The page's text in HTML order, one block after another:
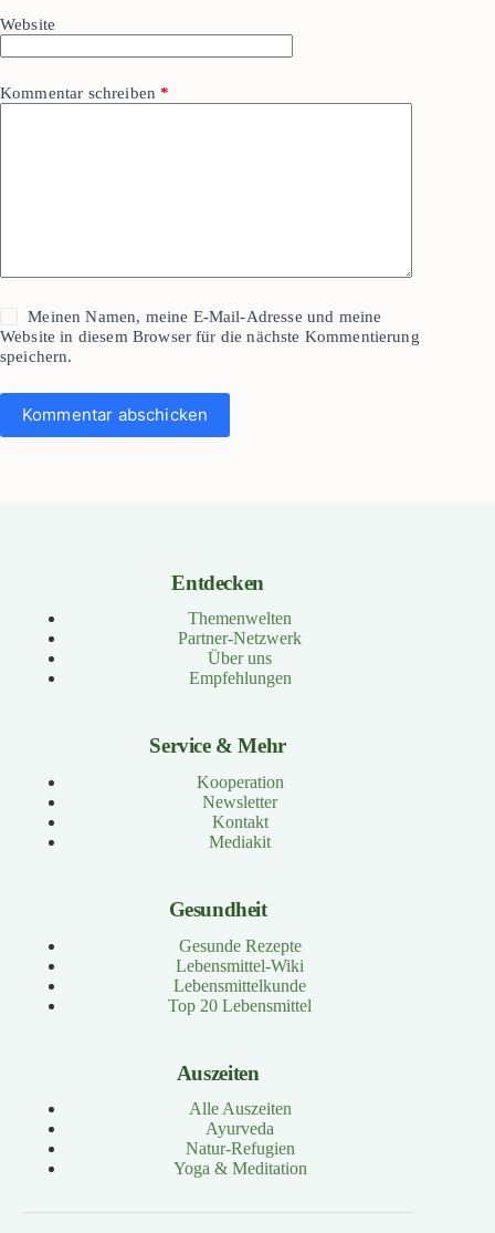
Website
Kommentar schreiben *
Meinen Namen, meine E-Mail-Adresse und meine
Website in diesem Browser für die nächste Kommentierung
speichern.
Kommentar abschicken
Entdecken
Themenwelten
Partner-Netzwerk
Über uns
Empfehlungen
Service & Mehr
Kooperation
Newsletter
Kontakt
Mediakit
Gesundheit
Gesunde Rezepte
Lebensmittel-Wiki
Lebensmittelkunde
Top 20 Lebensmittel
Auszeiten
Alle Auszeiten
Ayurveda
Natur-Refugien
Yoga & Meditation